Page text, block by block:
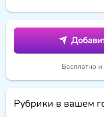
Бесплатно и
Рубрики в вашем